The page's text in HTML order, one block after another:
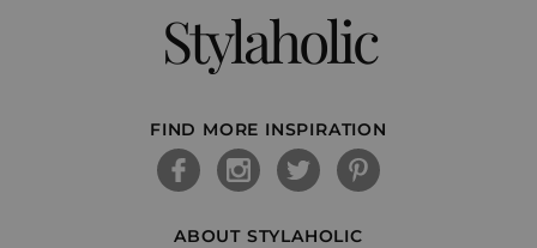
Stylaholic
FIND MORE INSPIRATION
ABOUT STYLAHOLIC